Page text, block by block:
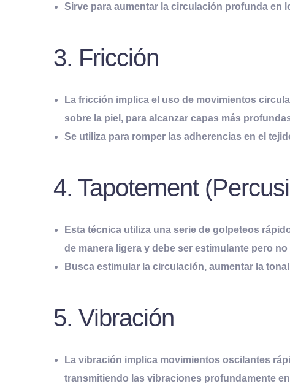
Sirve para aumentar la circulación profunda en
3. Fricción
La fricción implica el uso de movimientos
sobre la piel, para alcanzar capas más
Se utiliza para romper las adherencias en el
4. Tapotement
Esta técnica utiliza una serie de golpeteos
de manera ligera y debe ser estimulante pero
Busca estimular la circulación, aumentar la
5. Vibración
La vibración implica movimientos oscilantes
transmitiendo las vibraciones profundamente